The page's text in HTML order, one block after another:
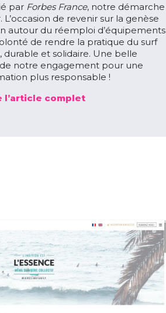
par Forbes France, notre démarche
L’occasion de revenir sur la genèse
autour du réemploi d’équipements
de rendre la pratique du surf
durable et solidaire. Une belle
notre engagement pour une
plus responsable !
l’article complet